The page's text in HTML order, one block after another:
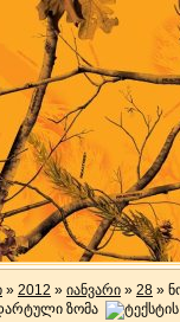
» 2012 » იანვარი » 28 »